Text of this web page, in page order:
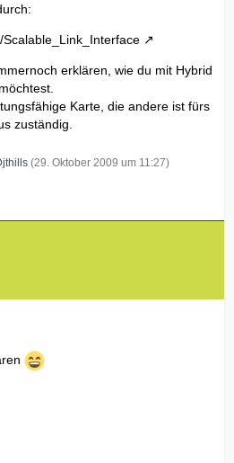
erklären, wie du mit Hybrid
Karte, die andere ist fürs
zuständig.
(29. Oktober 2009 um 11:27)